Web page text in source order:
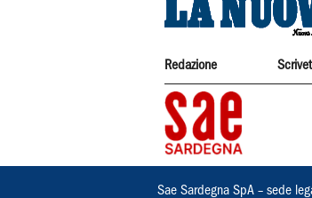
Redazione
Sae Sardegna SpA – sede